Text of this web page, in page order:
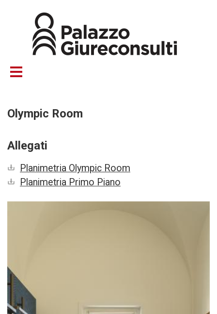
contenuto
principale
Olympic Room
Allegati
Planimetria Olympic Room
Planimetria Primo Piano